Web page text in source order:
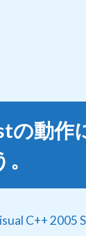
チ
ストセ
の動作
C++ 2005